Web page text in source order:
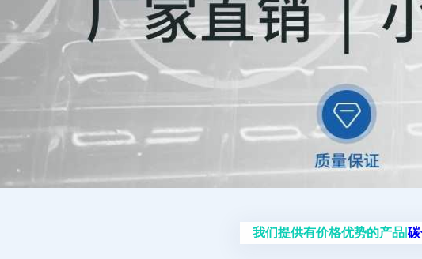
我们提供有价格优势的产品|